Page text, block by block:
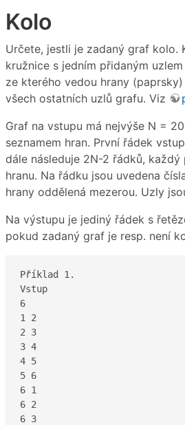
Kolo
Určete, jestli je zadaný graf kolo.
kružnice s jedním přidaným
ze kterého vedou hrany
všech ostatních uzlů grafu. Viz
Graf na vstupu má nejvýše N =
seznamem hran. První řádek
dále následuje 2N-2 řádků, každý
hranu. Na řádku jsou uvedena
hrany oddělená mezerou. Uzly
Na výstupu je jediný řádek s
pokud zadaný graf je resp. není
Příklad 1.
Vstup
6
1 2
2 3
3 4
4 5
5 6
6 1
6 2
6 3